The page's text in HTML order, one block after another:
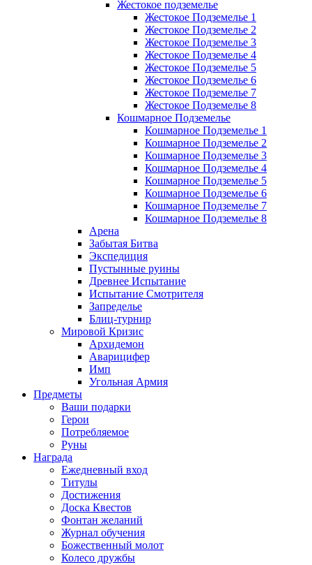
Жестокое подземелье
Жестокое Подземелье 1
Жестокое Подземелье 2
Жестокое Подземелье 3
Жестокое Подземелье 4
Жестокое Подземелье 5
Жестокое Подземелье 6
Жестокое Подземелье 7
Жестокое Подземелье 8
Кошмарное Подземелье
Кошмарное Подземелье 1
Кошмарное Подземелье 2
Кошмарное Подземелье 3
Кошмарное Подземелье 4
Кошмарное Подземелье 5
Кошмарное Подземелье 6
Кошмарное Подземелье 7
Кошмарное Подземелье 8
Арена
Забытая Битва
Экспедиция
Пустынные руины
Древнее Испытание
Испытание Смотрителя
Запределье
Блиц-турнир
Мировой Кризис
Архидемон
Аварицифер
Имп
Угольная Армия
Предметы
Ваши подарки
Герои
Потребляемое
Руны
Награда
Ежедневный вход
Титулы
Достижения
Доска Квестов
Фонтан желаний
Журнал обучения
Божественный молот
Колесо дружбы